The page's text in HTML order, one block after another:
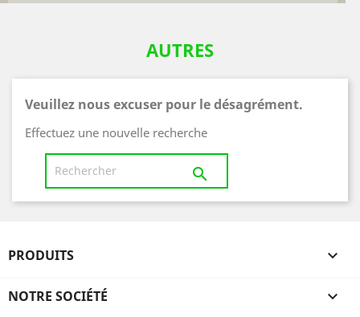
AUTRES
Veuillez nous excuser pour le désagrément.
Effectuez une nouvelle recherche

PRODUITS 
NOTRE SOCIÉTÉ 